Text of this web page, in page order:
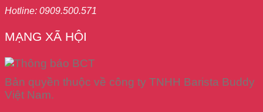
Hotline: 0909.500.571
MẠNG XÃ HỘI
Bản quyền thuộc về công ty TNHH Barista Buddy
Việt Nam.